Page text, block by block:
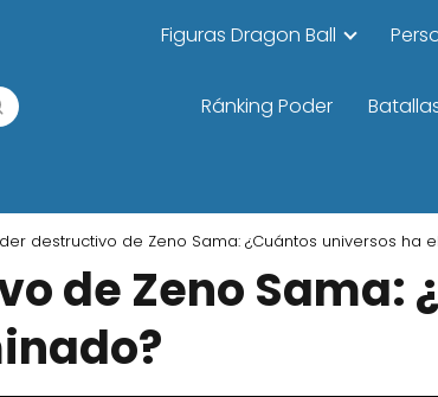
Figuras Dragon Ball
Ránking Poder
destructivo de Zeno Sama: ¿Cuántos universos ha
de Zeno Sama: